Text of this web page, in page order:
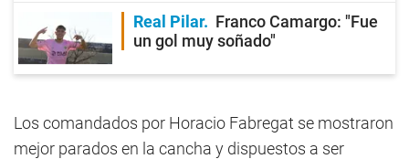
Real Pilar
Franco Camargo: "Fue
un gol muy soñado"
Los comandados por Horacio Fabregat se mostraron
mejor parados en la cancha y dispuestos a ser